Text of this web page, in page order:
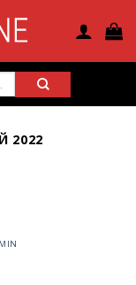
2022